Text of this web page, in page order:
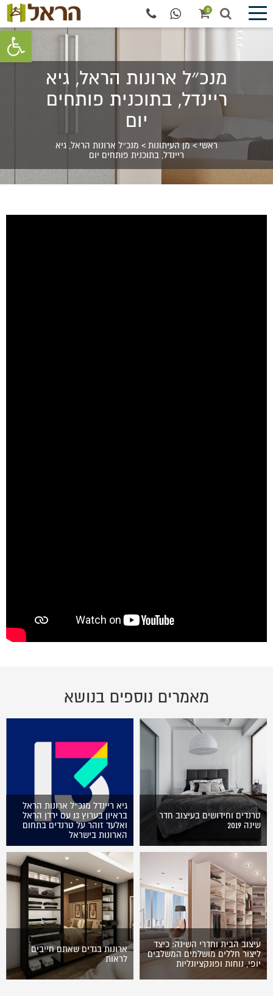
פתח
0
מנכ״ל ארונות הראל, גיא
ריינדל, בתוכנית פותחים
יום
ראשי>מן העיתונות > מנכ״ל ארונות הראל, גיא
ריינדל, בתוכנית פותחים יום
מאמרים נוספים בנושא
טרנדים וחידושים בעיצוב חדר
שינה 2019
בשנים האחרונות נכנסות מגמות
עיצוב חדשניות אל תחום עיצוב
חדרי השינה. צרכי משתמשים
בחדר השינה הולכים ונעשים
אלגנטיים יותר והטעם…
גיא ריינדל מנכ״ל ארונות הראל
בראיון בערוץ 13 עם ירדן הראל
ואלעד זוהר על טרנדים בתחום
הארונות בישראל
עיצוב הבית וחדרי השינה: כיצד
ליצור חללים מושלמים המשלבים
יופי, נוחות ופונקציונליות
ארונות בגדים שאתם חייבים
לראות